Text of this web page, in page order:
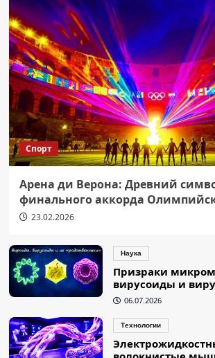
Спорт
Арена ди Верона: Древний
финального аккорда
23.02.2026
Наука
Призраки
вирусоиды и
06.07.2026
Технологии